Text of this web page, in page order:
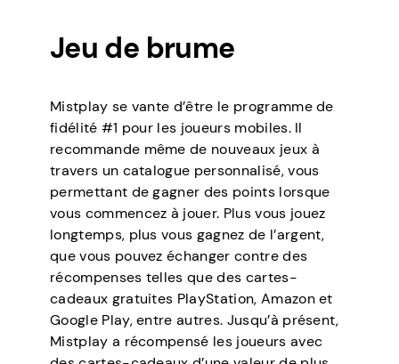
Jeu de brume
Mistplay se vante d’être le programme de
fidélité #1 pour les joueurs mobiles. Il
recommande même de nouveaux jeux à
travers un catalogue personnalisé, vous
permettant de gagner des points lorsque
vous commencez à jouer. Plus vous jouez
longtemps, plus vous gagnez de l’argent,
que vous pouvez échanger contre des
récompenses telles que des cartes-
cadeaux gratuites PlayStation, Amazon et
Google Play, entre autres. Jusqu’à présent,
Mistplay a récompensé les joueurs avec